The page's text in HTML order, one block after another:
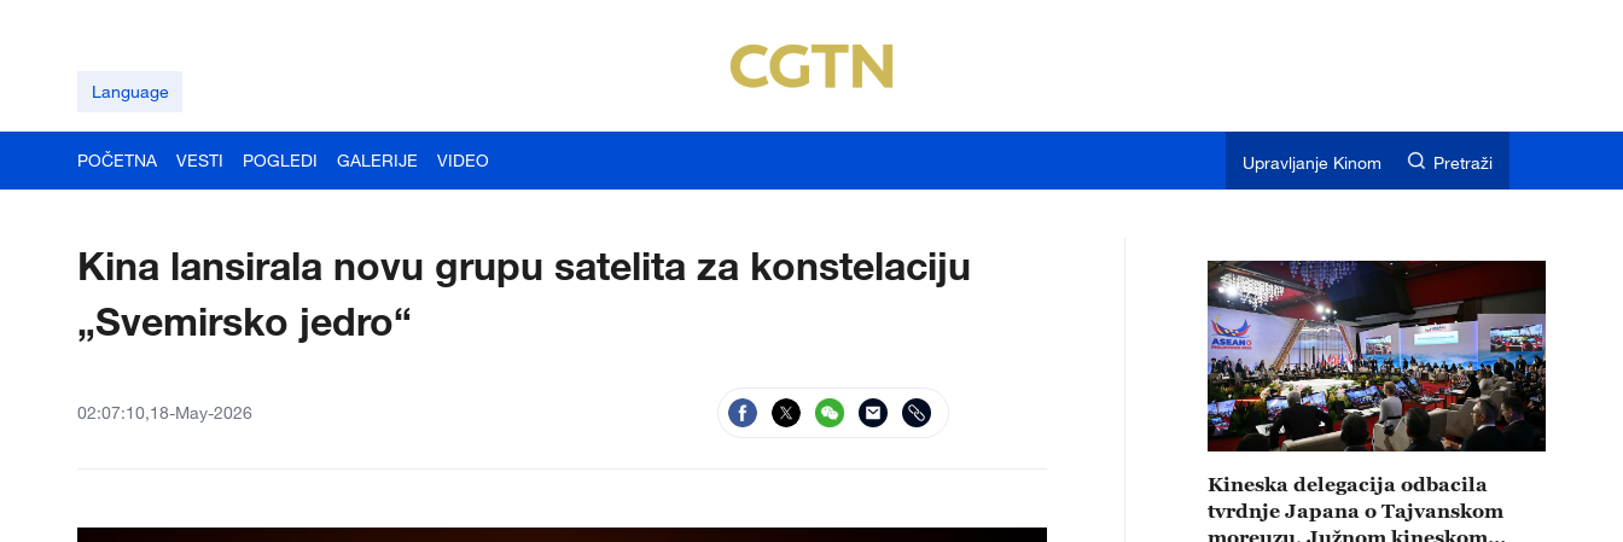
Language
POČETNA VESTI POGLEDI GALERIJE VIDEO Upravljanje Kinom Pretraži
Kina lansirala novu grupu satelita za konstelaciju
„Svemirsko jedro“
02:07:10,18-May-2026
Kineska delegacija odbacila
tvrdnje Japana o Tajvanskom
moreuzu, Južnom kineskom